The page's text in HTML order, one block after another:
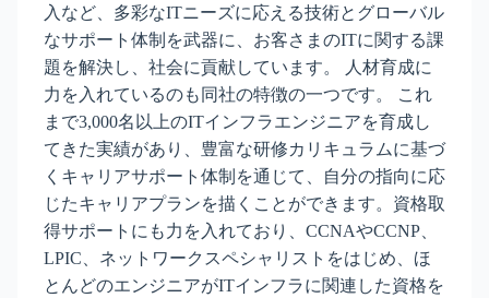
入など、多彩なITニーズに応える技術とグローバル
なサポート体制を武器に、お客さまのITに関する課
題を解決し、社会に貢献しています。 人材育成に
力を入れているのも同社の特徴の一つです。 これ
まで3,000名以上のITインフラエンジニアを育成し
てきた実績があり、豊富な研修カリキュラムに基づ
くキャリアサポート体制を通じて、自分の指向に応
じたキャリアプランを描くことができます。資格取
得サポートにも力を入れており、CCNAやCCNP、
LPIC、ネットワークスペシャリストをはじめ、ほ
とんどのエンジニアがITインフラに関連した資格を